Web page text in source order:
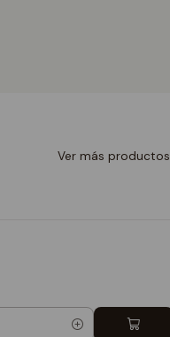
Ver más productos